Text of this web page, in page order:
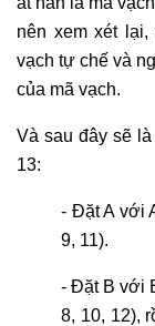
nên xem xét
vạch tự chế và
của mã vạch.
Và sau đây sẽ
13:
- Đặt A với
9, 11).
- Đặt B với
8, 10, 12),